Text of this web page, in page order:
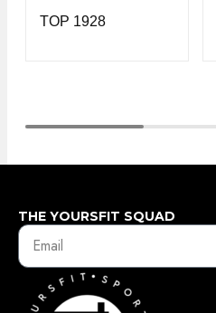
TOP 1928
THE YOURSFIT SQUAD